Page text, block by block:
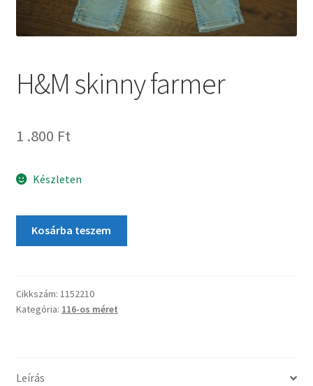
H&M skinny farmer
1 .800 Ft
Készleten
Kosárba teszem
Cikkszám: 1152210
Kategória: 116-os méret
Leírás